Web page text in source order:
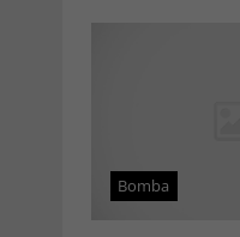
Bomba